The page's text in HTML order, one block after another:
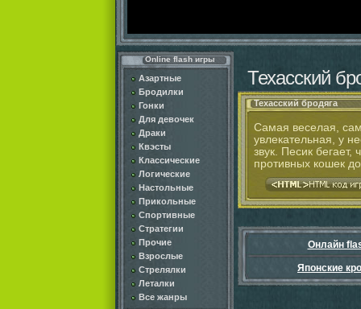
Online flash игры
Азартные
Бродилки
Гонки
Для девочек
Драки
Квэсты
Классические
Логические
Настольные
Прикольные
Спортивные
Стратегии
Прочие
Взрослые
Стрелялки
Леталки
Все жанры
Техасский
Техасский бродяга
Самая веселая,
увлекательная, у
звук. Песик
противных кошек
Онлайн
Японские